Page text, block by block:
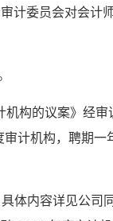
计委员会对会计
构的议案》经
计机构，聘期
体内容详见公司